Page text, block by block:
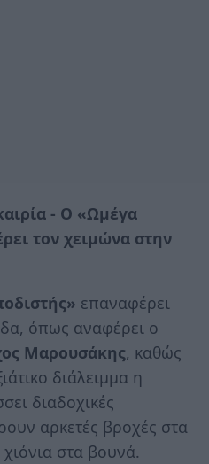
- Ο «Ωμέγα
τον χειμώνα στην
επαναφέρει
όπως αναφέρει ο
Μαρουσάκης, καθώς
διάλειμμα η
διαδοχικές
αρκετές βροχές στα
στα βουνά.